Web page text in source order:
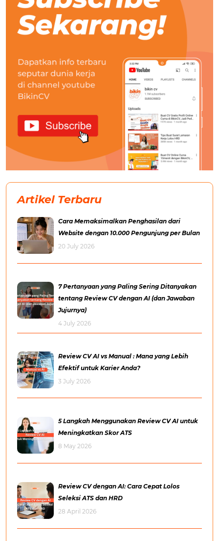
Artikel Terbaru
Cara Memaksimalkan Penghasilan dari
Website dengan 10.000 Pengunjung per Bulan
20 July 2026
7 Pertanyaan yang Paling Sering Ditanyakan
tentang Review CV dengan AI (dan Jawaban
Jujurnya)
4 July 2026
Review CV AI vs Manual : Mana yang Lebih
Efektif untuk Karier Anda?
3 July 2026
5 Langkah Menggunakan Review CV AI untuk
Meningkatkan Skor ATS
8 May 2026
Review CV dengan AI: Cara Cepat Lolos
Seleksi ATS dan HRD
28 April 2026